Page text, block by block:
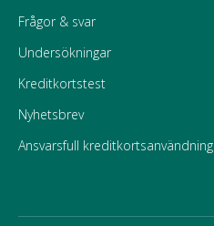
Frågor & svar
Undersökningar
Kreditkortstest
Nyhetsbrev
Ansvarsfull kreditkortsanvändning